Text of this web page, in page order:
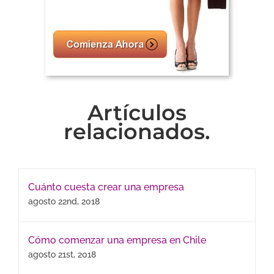
Artículos
relacionados.
Cuánto cuesta crear una empresa
agosto 22nd, 2018
Cómo comenzar una empresa en Chile
agosto 21st, 2018